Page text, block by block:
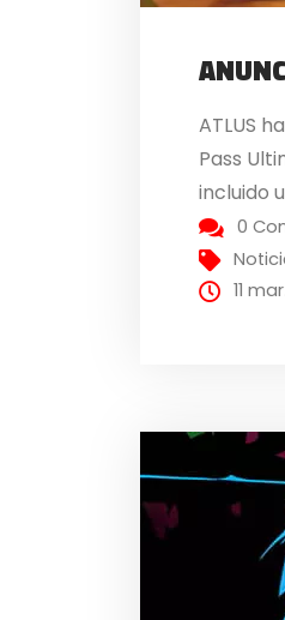
ATLUS
Pass
incluido
0
11